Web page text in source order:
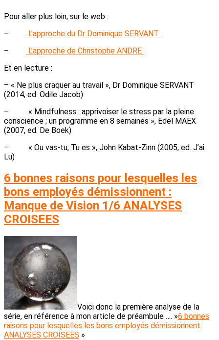
Pour aller plus loin, sur le web :
–
L’approche du Dr Dominique SERVANT
–
L’approche de Christophe ANDRE
Et en lecture :
– « Ne plus craquer au travail », Dr Dominique SERVANT
(2014, ed. Odile Jacob)
– « Mindfulness : apprivoiser le stress par la pleine
conscience ; un programme en 8 semaines », Edel MAEX
(2007, ed. De Boek)
– « Ou vas-tu, Tu es », John Kabat-Zinn (2005, ed. J’ai
Lu)
6 bonnes raisons pour lesquelles les
bons employés démissionnent :
Manque de Vision 1/6 ANALYSES
CROISEES
Voici donc la première analyse de la
série, en référence à mon article de préambule …. »6 bonnes
raisons pour lesquelles les bons employés démissionnent:
ANALYSES CROISEES »